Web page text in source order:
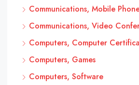
Communications, Mobile
Communications, Video
Computers, Computer
Computers, Games
Computers, Software